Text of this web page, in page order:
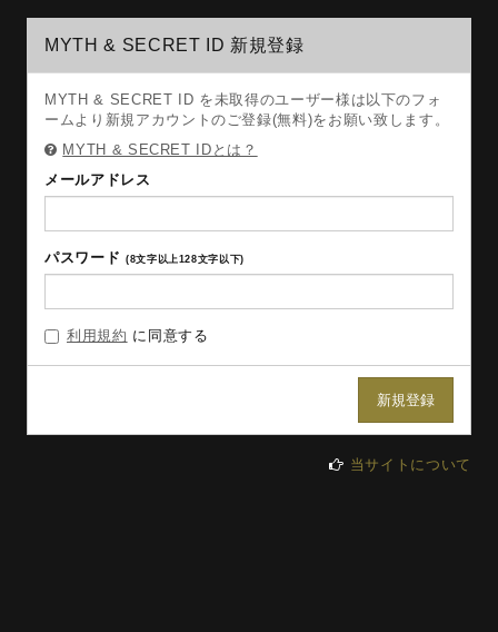
MYTH & SECRET ID 新規登録
MYTH & SECRET ID を未取得のユーザー様は以下のフォ
ームより新規アカウントのご登録(無料)をお願い致します。
MYTH & SECRET IDとは？
メールアドレス
パスワード (8文字以上128文字以下)
利用規約 に同意する
当サイトについて